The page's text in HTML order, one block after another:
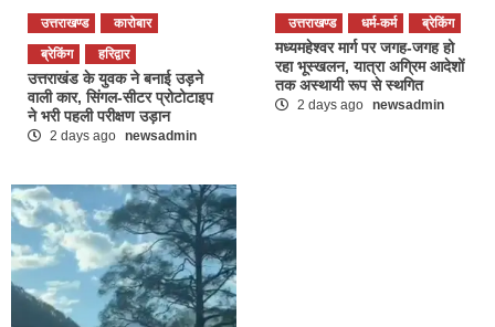
उत्तराखण्ड
कारोबार
ब्रेकिंग
हरिद्वार
उत्तराखंड के युवक ने बनाई उड़ने
वाली कार, सिंगल-सीटर प्रोटोटाइप
ने भरी पहली परीक्षण उड़ान
2 days ago newsadmin
उत्तराखण्ड धर्म-कर्म ब्रेकिंग
मध्यमहेश्वर मार्ग पर जगह-जगह हो
रहा भूस्खलन, यात्रा अग्रिम आदेशों
तक अस्थायी रूप से स्थगित
2 days ago newsadmin